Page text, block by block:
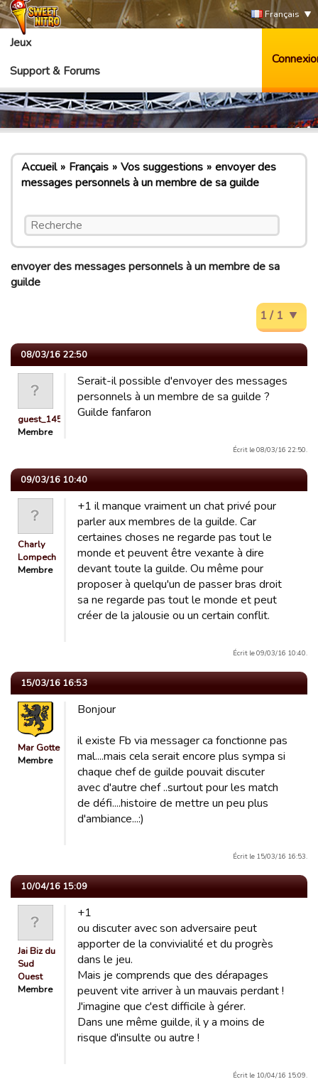
Français
Jeux
Support & Forums
Accueil Français Vos suggestions
envoyer des
messages personnels à un membre de sa guilde
envoyer des messages personnels à un membre de sa
guilde
1 / 1
08/03/16 22:50
guest_1452701806496
Membre
Serait-il possible d'envoyer des messages
personnels à un membre de sa guilde ?
Guilde fanfaron
Écrit le 08/03/16 22:50.
09/03/16 10:40
Charly
Lompech
Membre
+1 il manque vraiment un chat privé pour
parler aux membres de la guilde. Car
certaines choses ne regarde pas tout le
monde et peuvent être vexante à dire
devant toute la guilde. Ou même pour
proposer à quelqu'un de passer bras droit
sa ne regarde pas tout le monde et peut
créer de la jalousie ou un certain conflit.
Écrit le 09/03/16 10:40.
15/03/16 16:53
Mar Gotte
Membre
Bonjour
il existe Fb via messager ca fonctionne pas
mal....mais cela serait encore plus sympa si
chaque chef de guilde pouvait discuter
avec d'autre chef ..surtout pour les match
de défi....histoire de mettre un peu plus
d'ambiance...:)
Écrit le 15/03/16 16:53.
10/04/16 15:09
Jai Biz du
Sud
Ouest
Membre
+1
ou discuter avec son adversaire peut
apporter de la convivialité et du progrès
dans le jeu.
Mais je comprends que des dérapages
peuvent vite arriver à un mauvais perdant !
J'imagine que c'est difficile à gérer.
Dans une même guilde, il y a moins de
risque d'insulte ou autre !
Écrit le 10/04/16 15:09.